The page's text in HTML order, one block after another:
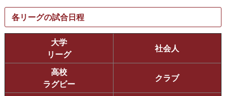
各リーグの試合日程
大学
リーグ
社会人
高校
ラグビー
クラブ